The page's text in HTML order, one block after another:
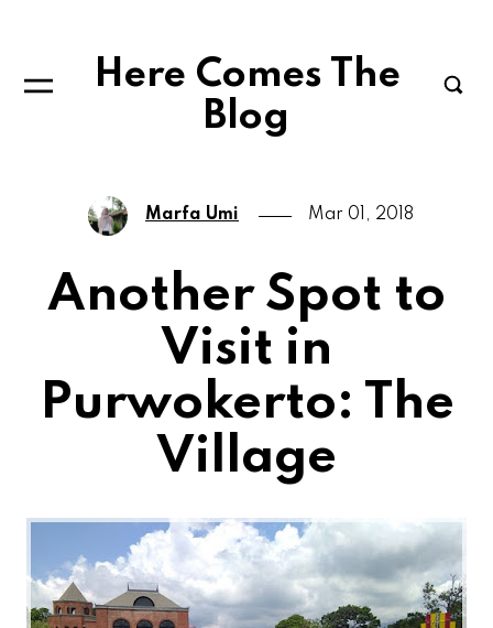
Here Comes The
Blog
Marfa Umi Mar 01, 2018
Another Spot to
Visit in
Purwokerto: The
Village